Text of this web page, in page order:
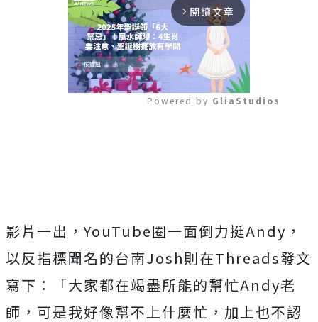
arrow_forward_ios 閱讀文章
Powered by GliaStudios
影片一出，YouTube圈一面倒力挺Andy，
以反指標聞名的台南Josh則在Threads發文
寫下：「大家都在竭盡所能的幫忙Andy老
師，可是我好像幫不上什麼忙，加上也不認